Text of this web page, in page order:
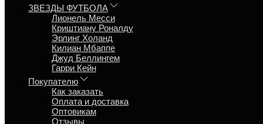
ЗВЕЗДЫ ФУТБОЛА
Лионель Месси
Криштиану Роналду
Эрлинг Холанд
Килиан Мбаппе
Джуд Беллингем
Гарри Кейн
Покупателю
Как заказать
Оплата и доставка
Оптовикам
Отзывы